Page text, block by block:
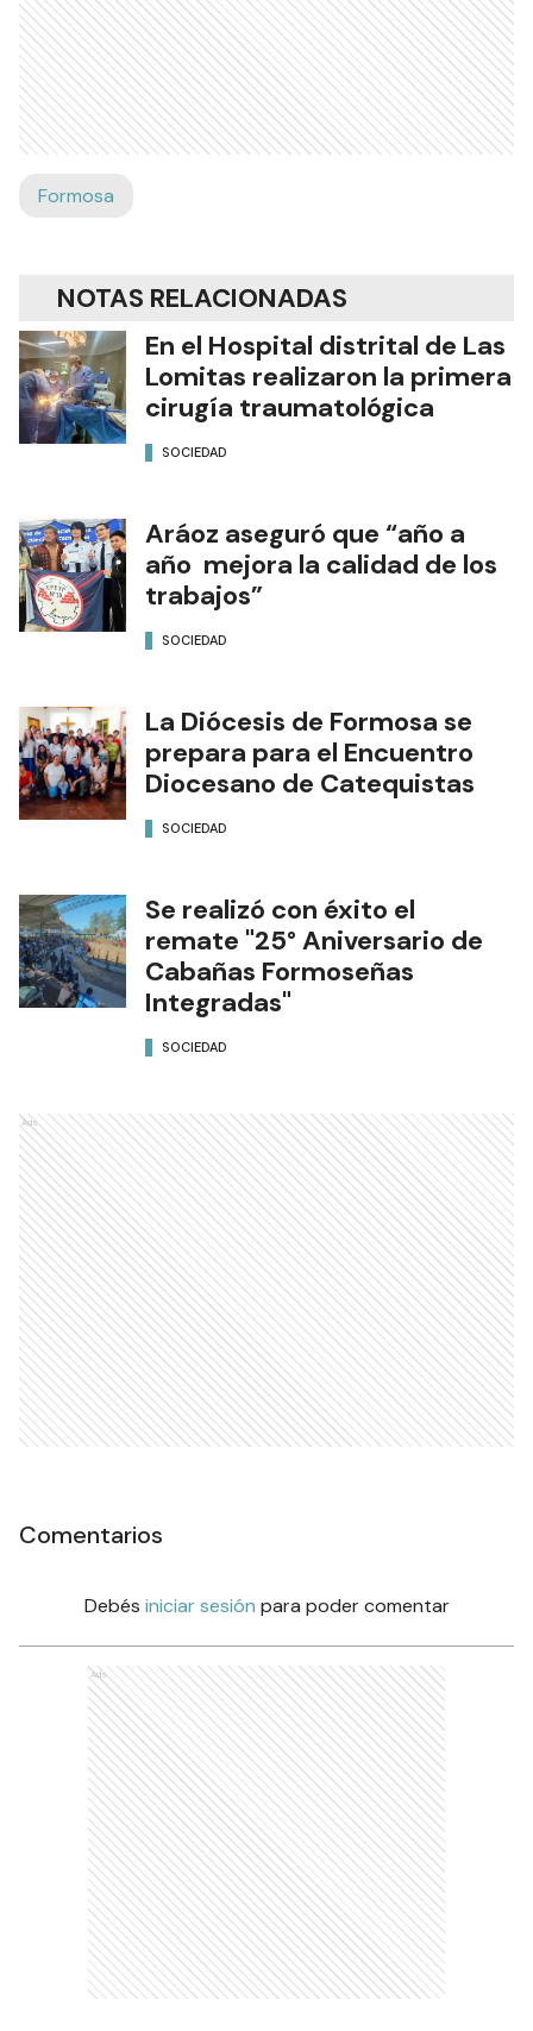
Formosa
NOTAS RELACIONADAS
En el Hospital distrital de Las
Lomitas realizaron la primera
cirugía traumatológica
SOCIEDAD
Aráoz aseguró que “año a
año mejora la calidad de los
trabajos”
SOCIEDAD
La Diócesis de Formosa se
prepara para el Encuentro
Diocesano de Catequistas
SOCIEDAD
Se realizó con éxito el
remate "25° Aniversario de
Cabañas Formoseñas
Integradas"
SOCIEDAD
Ads
Comentarios
Debés iniciar sesión para poder comentar
Ads